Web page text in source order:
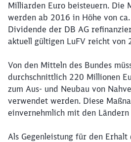
Milliarden Euro beisteuern. Die
werden ab 2016 in Höhe von
Dividende der DB AG
aktuell gültigen LuFV reicht von
Von den Mitteln des Bundes
durchschnittlich 220 Millionen
zum Aus- und Neubau von
verwendet werden. Diese
einvernehmlich mit den Ländern
Als Gegenleistung für den
Möchten Sie zu
werden?